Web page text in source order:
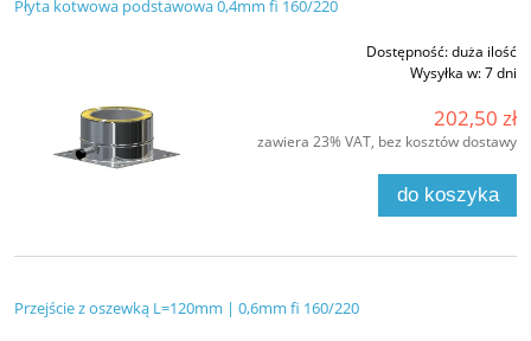
Płyta kotwowa podstawowa 0,4mm fi 160/220
Dostępność:duża ilość
Wysyłka w:7 dni
202,50 zł
zawiera 23% VAT, bez kosztów dostawy
do koszyka
Przejście z oszewką L=120mm | 0,6mm fi 160/220